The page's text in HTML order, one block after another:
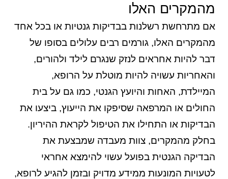
מהמקרים האלו
אם מתרחשת רשלנות בבדיקות גנטיות או בכל אחד
מהמקרים האלו, גורמים רבים עלולים בסופו של
דבר להיות אחראים לנזק שנגרם לילד ולהורים,
והאחריות עשויה להיות מוטלת על הרופא,
המיילדת, האחות והיועץ הגנטי, כמו גם על בית
החולים או המרפאה שסיפקו את הייעוץ, ביצעו את
הבדיקות או התחילו את הטיפול לקראת ההיריון.
בחלק מהמקרים, צוות מעבדה שמבצעת את
הבדיקה הגנטית בפועל עשוי להימצא אחראי
לטעויות המונעות ממידע מדויק ובזמן להגיע לרופא,